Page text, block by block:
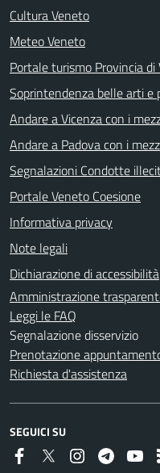
Cultura Veneto
Meteo Veneto
Portale turismo Provincia di
Soprintendenza belle arti e
Andare a Vicenza con i
Andare a Padova con i
Segnalazioni Condotte
Portale Veneto Coesione
Informativa privacy
Note legali
Dichiarazione di accessibilità
Amministrazione
Leggi le FAQ
Segnalazione disservizio
Prenotazione
Richiesta d'assistenza
SEGUICI SU